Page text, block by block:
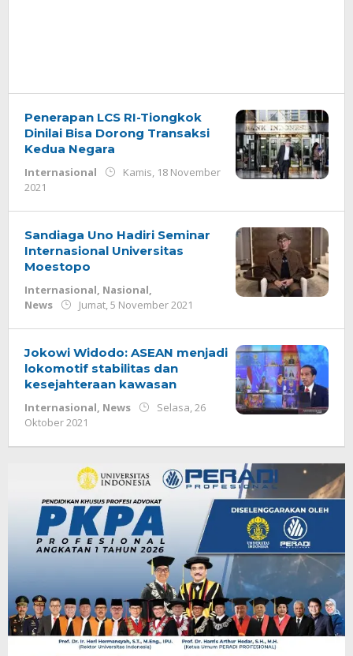
Penerapan LCS RI-Tiongkok
Dinilai Bisa Dorong Transaksi
Kedua Negara
Internasional
Kamis, 18 November
2021
Sandiaga Uno Hadiri Seminar
Internasional Universitas
Moestopo
Internasional Nasional
News
Jumat, 5 November 2021
Jokowi Widodo: ASEAN menjadi
lokomotif stabilitas dan
kesejahteraan kawasan
Internasional News
Selasa, 26
Oktober 2021